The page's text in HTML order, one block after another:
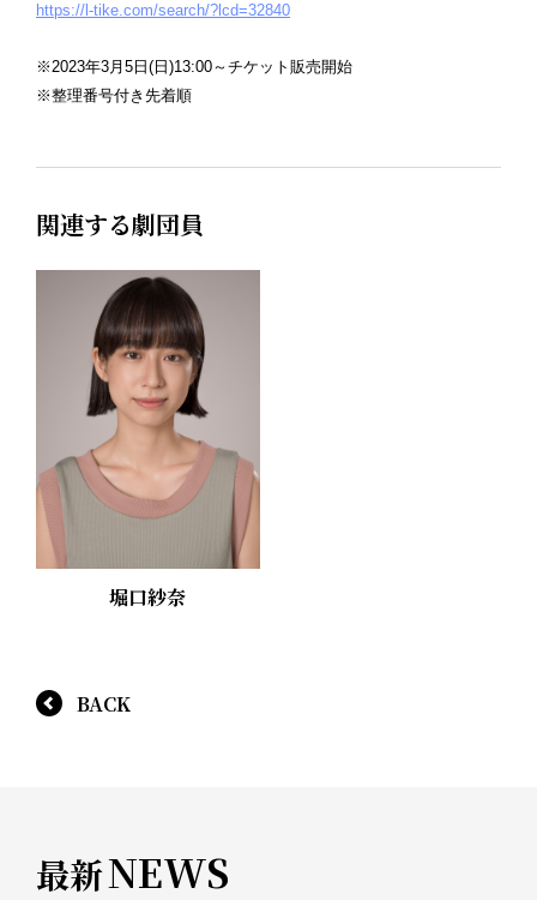
https://l-tike.com/search/?lcd=32840
※2023年3月5日(日)13:00～チケット販売開始
※整理番号付き先着順
関連する劇団員
堀口紗奈
BACK
最新NEWS